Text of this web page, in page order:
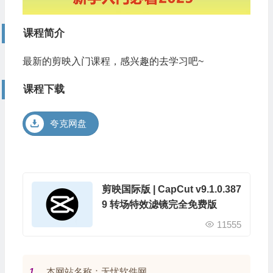
课程简介
最新的剪映入门课程，感兴趣的去学习吧~
课程下载
夸克网盘
剪映国际版 | CapCut v9.1.0.387
9 转场特效滤镜完全免费版
11555
1、